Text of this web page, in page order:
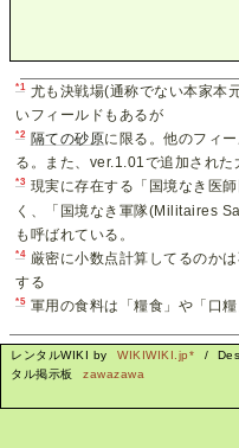
*1 尤も決戦場(通称でない本家本
いフィールドもあるが
*2 隔ての砂原に限る。他のフィ
る。また、ver.1.01で追加された
*3 現実に存在する「国境なき医
く、「国境なき軍隊(Militaires
も呼ばれている。
*4 厳密に小数点計算してるのか
する
*5 軍用の食料は「糧食」や「口糧
レンタルWIKI by WIKIWIKI.jp* /
タル掲示板
zawazawa